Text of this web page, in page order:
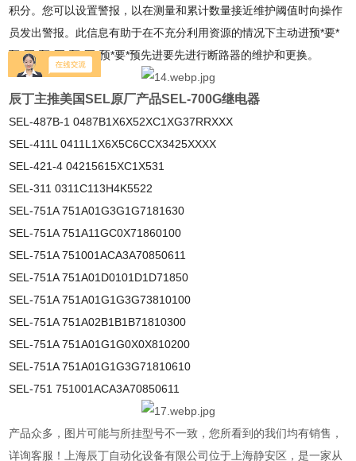
积分。您可以设置警报，以在测量和累计数量接近维护阈值时向操作
员发出警报。此信息有助于在不充分利用资源的情况下主动进预*要*
预*要*预*要*预*要*预*要*预先进要先进行断路器的维护和更换。
辰丁主推美国SEL原厂产品SEL-700G继电器
SEL-487B-1 0487B1X6X52XC1XG37RRXXX
SEL-411L 0411L1X6X5C6CCX3425XXXX
SEL-421-4 04215615XC1X531
SEL-311 0311C113H4K5522
SEL-751A 751A01G3G1G7181630
SEL-751A 751A11GC0X71860100
SEL-751A 751001ACA3A70850611
SEL-751A 751A01D0101D1D71850
SEL-751A 751A01G1G3G73810100
SEL-751A 751A02B1B1B71810300
SEL-751A 751A01G1G0X0X810200
SEL-751A 751A01G1G3G71810610
SEL-751 751001ACA3A70850611
产品众多，图片可能与所挂型号不一致，您所看到的我们均有销售，
详询客服！上海辰丁自动化设备有限公司位于上海静安区，是一家从